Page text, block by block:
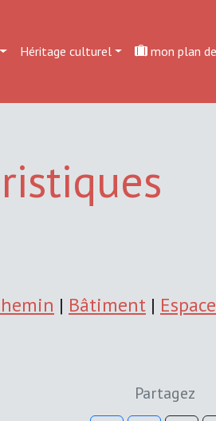
Héritage culturel mon plan
| Bâtiment | Espace
Partagez